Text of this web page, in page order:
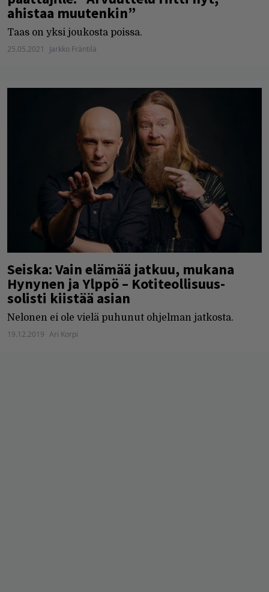
ahistaa muutenkin”
Taas on yksi joukosta poissa.
25.05.2021 Jarkko Fräntilä
Seiska: Vain elämää jatkuu, mukana
Hynynen ja Ylppö – Kotiteollisuus-
solisti kiistää asian
Nelonen ei ole vielä puhunut ohjelman jatkosta.
19.12.2019 Ari Korpi